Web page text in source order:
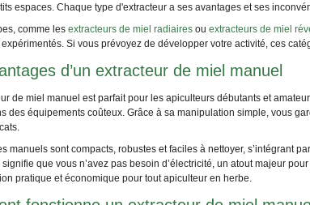
espaces. Chaque type d'extracteur a ses avantages et ses
comme les extracteurs de miel radiaires ou extracteurs de miel
Si vous prévoyez de développer votre activité, ces
d’un extracteur de miel manuel
de miel manuel est parfait pour les apiculteurs débutants et
des équipements coûteux. Grâce à sa manipulation simple, vous
manuels sont compacts, robustes et faciles à nettoyer, s’intégrant
que vous n’avez pas besoin d’électricité, un atout majeur
pratique et économique pour tout apiculteur en herbe.